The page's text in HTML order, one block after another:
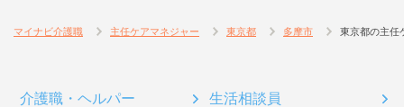
マイナビ介護職 主任ケアマネジャー 東京都 多摩市 東京都の主任
介護職・ヘルパー 生活相談員